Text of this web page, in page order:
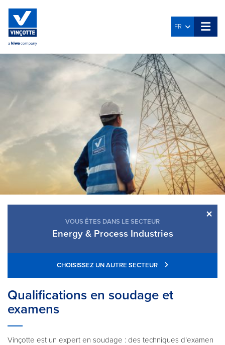
FR
×
VOUS ÊTES DANS LE SECTEUR
Energy & Process Industries
CHOISISSEZ UN AUTRE SECTEUR
Qualifications en soudage et
examens
Vinçotte est un expert en soudage : des techniques d’examen